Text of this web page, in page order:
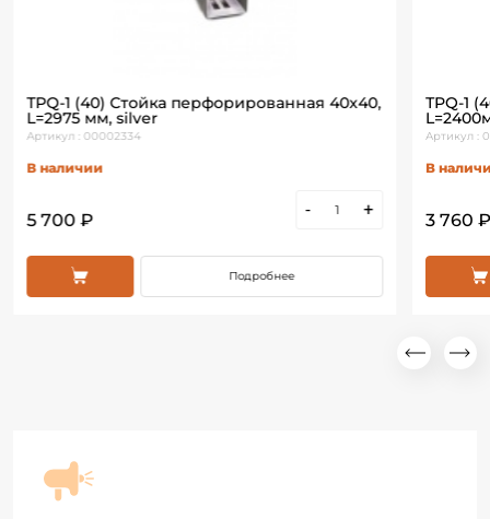
ТРQ-1 (40) Стойка перфорированная 40х40,
L=2975 мм, silver
Артикул : 00002334
В наличии
5 700 ₽
- +
Подробнее
ТРQ-1
Артикул :
В
3 760